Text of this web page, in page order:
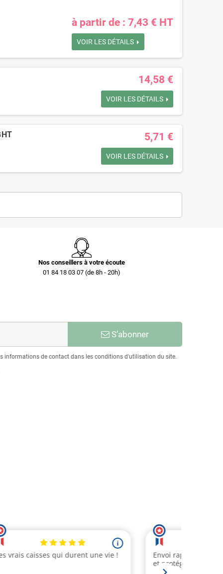
à partir de : 7,43 € HT
VOIR LES DÉTAILS
14,58 €
VOIR LES DÉTAILS
5,71 €
VOIR LES DÉTAILS
Nos conseillers à votre écoute
01 84 18 03 07 (de 8h - 20h)
S’abonner
informations de contact dans les conditions d'utilisation du site.